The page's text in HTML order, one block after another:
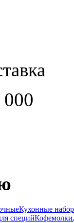
000
Кухонные
специйКофемолки